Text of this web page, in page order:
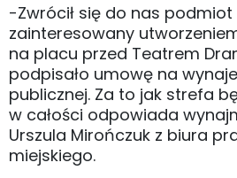
-Zwrócił się do nas
zainteresowany
na placu przed Teatrem
podpisało umowę na
publicznej. Za to jak strefa
w całości odpowiada
Urszula Mirończuk z biura
miejskiego.